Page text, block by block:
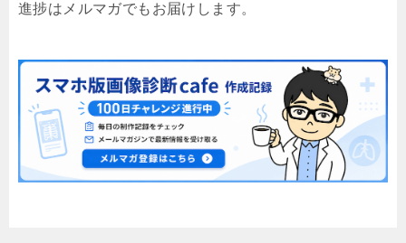
進捗はメルマガでもお届けします。